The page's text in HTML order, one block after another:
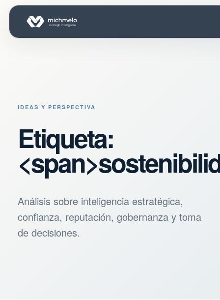
IDEAS Y PERSPECTIVA
Etiqueta:
Análisis sobre inteligencia estratégica,
confianza, reputación, gobernanza y toma
de decisiones.